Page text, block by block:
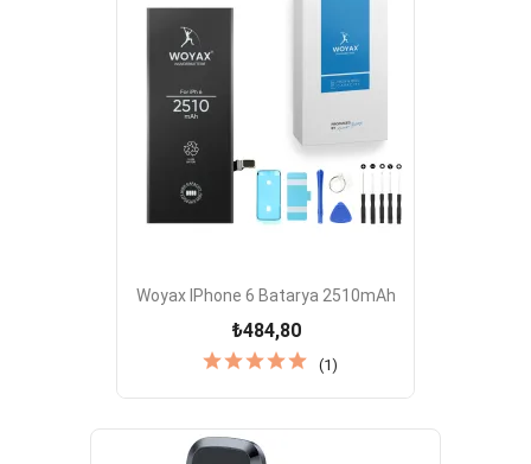
Woyax IPhone 6 Batarya 2510mAh
₺484,80
(1)